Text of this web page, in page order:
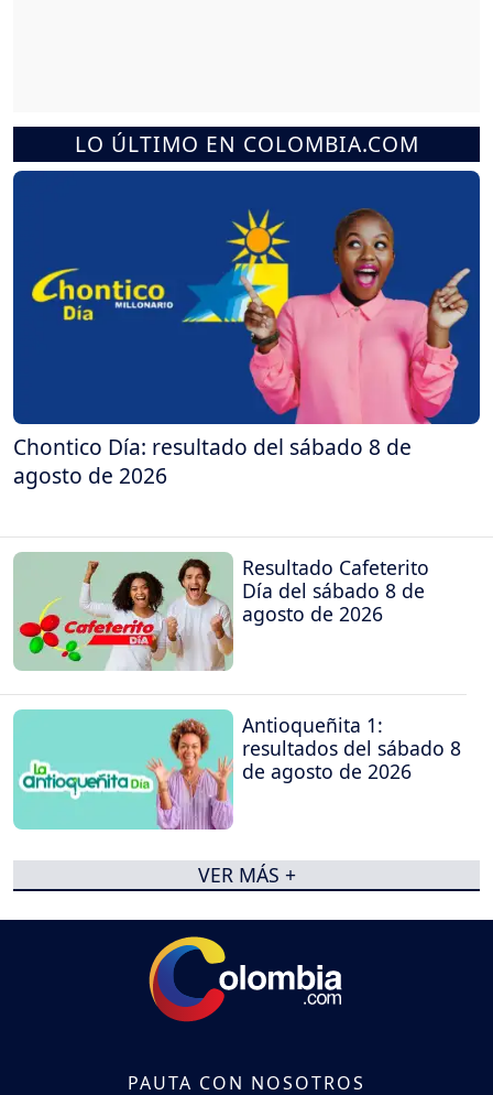
LO ÚLTIMO EN COLOMBIA.COM
Chontico Día: resultado del sábado 8 de
agosto de 2026
Resultado Cafeterito
Día del sábado 8 de
agosto de 2026
Antioqueñita 1:
resultados del sábado 8
de agosto de 2026
VER MÁS +
PAUTA CON NOSOTROS